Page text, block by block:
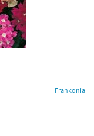
Frankonia